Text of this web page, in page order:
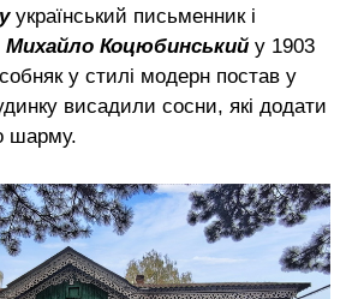
український письменник і
Михайло Коцюбинський у 1903
у стилі модерн постав у
висадили сосни, які додати
шарму.